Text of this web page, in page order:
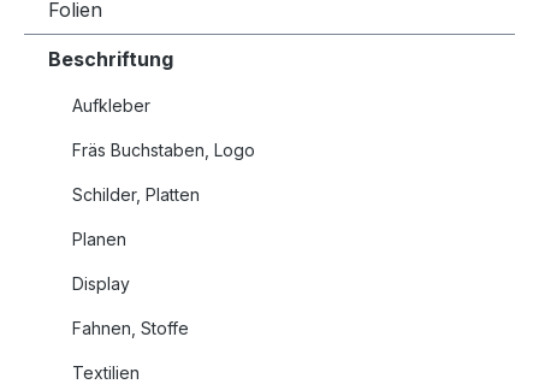
Folien
Beschriftung
Aufkleber
Fräs Buchstaben, Logo
Schilder, Platten
Planen
Display
Fahnen, Stoffe
Textilien